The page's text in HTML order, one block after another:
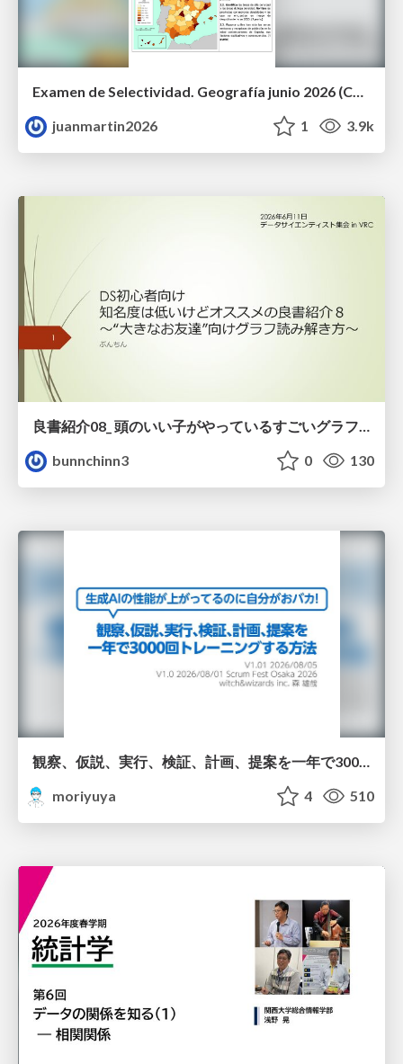
Examen de Selectividad. Geografía junio 2026 (Convocatoria Ordinaria). UCLM
juanmartin2026
1 3.9k
良書紹介08_ 頭のいい子がやっているすごいグラフの読み方
bunnchinn3
0 130
moriyuya
4 510